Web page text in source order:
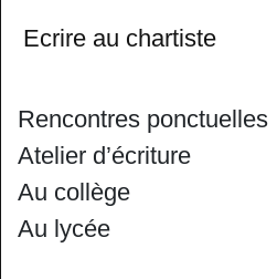
Ecrire au chartiste
Rencontres ponctuelles
Atelier d’écriture
Au collège
Au lycée